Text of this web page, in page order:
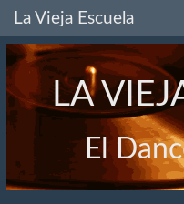
La Vieja Escuela
LA
El